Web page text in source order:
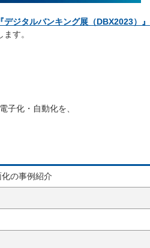
『デジタルバンキング展（DBX2023）』
す。
子化・自動化を、
の事例紹介